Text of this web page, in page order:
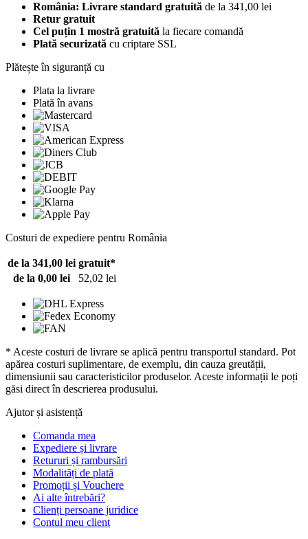
România: Livrare standard gratuită de la 341,00 lei
Retur gratuit
Cel puțin 1 mostră gratuită la fiecare comandă
Plată securizată cu criptare SSL
Plătește în siguranță cu
Plata la livrare
Plată în avans
Costuri de expediere pentru România
de la 341,00 lei gratuit*
de la 0,00 lei
52,02 lei
* Aceste costuri de livrare se aplică pentru transportul standard. Pot
apărea costuri suplimentare, de exemplu, din cauza greutății,
dimensiunii sau caracteristicilor produselor. Aceste informații le poți
găsi direct în descrierea produsului.
Ajutor și asistență
Comanda mea
Expediere și livrare
Retururi și rambursări
Modalități de plată
Promoții și Vouchere
Ai alte întrebări?
Clienți persoane juridice
Contul meu client